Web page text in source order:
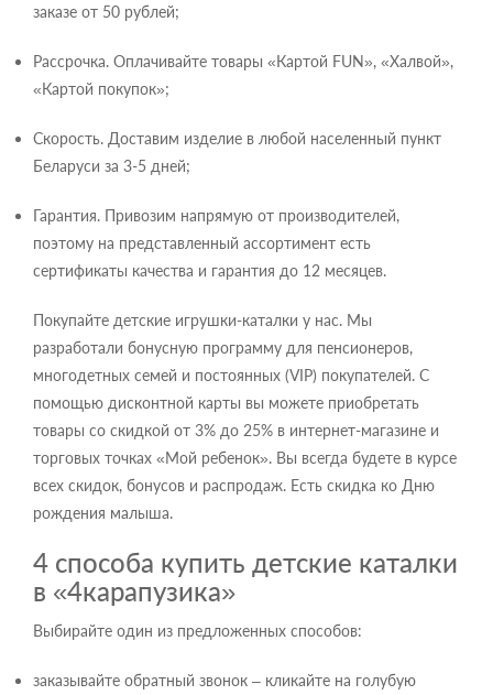
заказе от 50 рублей;
Рассрочка. Оплачивайте товары «Картой FUN», «Халвой»,
«Картой покупок»;
Скорость. Доставим изделие в любой населенный пункт
Беларуси за 3-5 дней;
Гарантия. Привозим напрямую от производителей,
поэтому на представленный ассортимент есть
сертификаты качества и гарантия до 12 месяцев.
Покупайте детские игрушки-каталки у нас. Мы
разработали бонусную программу для пенсионеров,
многодетных семей и постоянных (VIP) покупателей. С
помощью дисконтной карты вы можете приобретать
товары со скидкой от 3% до 25% в интернет-магазине и
торговых точках «Мой ребенок». Вы всегда будете в курсе
всех скидок, бонусов и распродаж. Есть скидка ко Дню
рождения малыша.
4 способа купить детские каталки
в «4карапузика»
Выбирайте один из предложенных способов:
заказывайте обратный звонок – кликайте на голубую